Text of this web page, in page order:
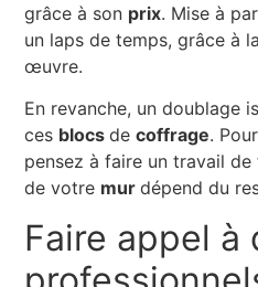
grâce à son prix. Mise à
un laps de temps, grâce à
œuvre.
En revanche, un doublage
ces blocsdecoffrage.
pensez à faire un travail
de votre murdépend du
Faire appel à